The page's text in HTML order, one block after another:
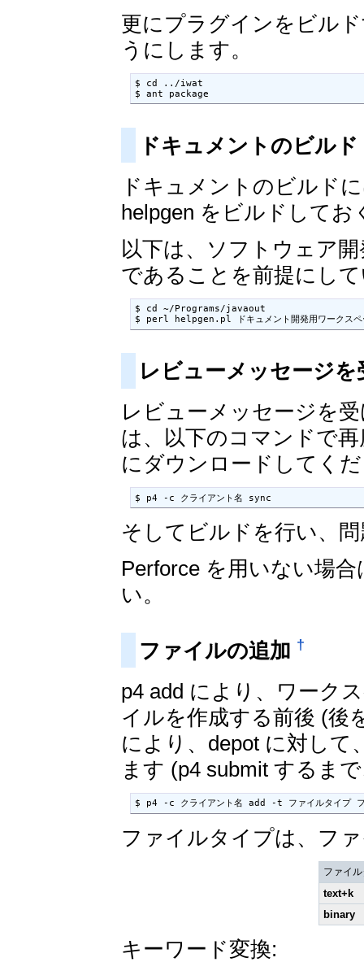
更にプラグインをビル
うにします。
$ cd ../iwat
$ ant package
ドキュメントのビルド
ドキュメントのビルド
helpgen をビルドしてお
以下は、ソフトウェア
であることを前提にし
$ cd ~/Programs/javaout
$ perl helpgen.pl ドキュメント開発用ワークスペ
レビューメッセージ
レビューメッセージを
は、以下のコマンドで
にダウンロードしてく
$ p4 -c クライアント名 sync
そしてビルドを行い、
Perforce を用いない場
い。
ファイルの追加 †
p4 add により、ワーク
イルを作成する前後 (後
により、depot に対し
ます (p4 submit するま
$ p4 -c クライアント名 add -t ファイルタイプ
ファイルタイプは、フ
ファイ
text+k
binary
キーワード変換: